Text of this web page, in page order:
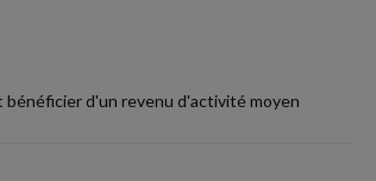
d'un revenu d'activité moyen